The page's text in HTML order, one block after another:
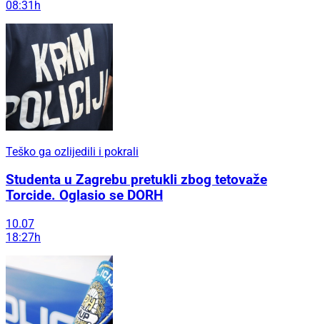
08:31h
Teško ga ozlijedili i pokrali
Studenta u Zagrebu pretukli zbog tetovaže
Torcide. Oglasio se DORH
10.07
18:27h